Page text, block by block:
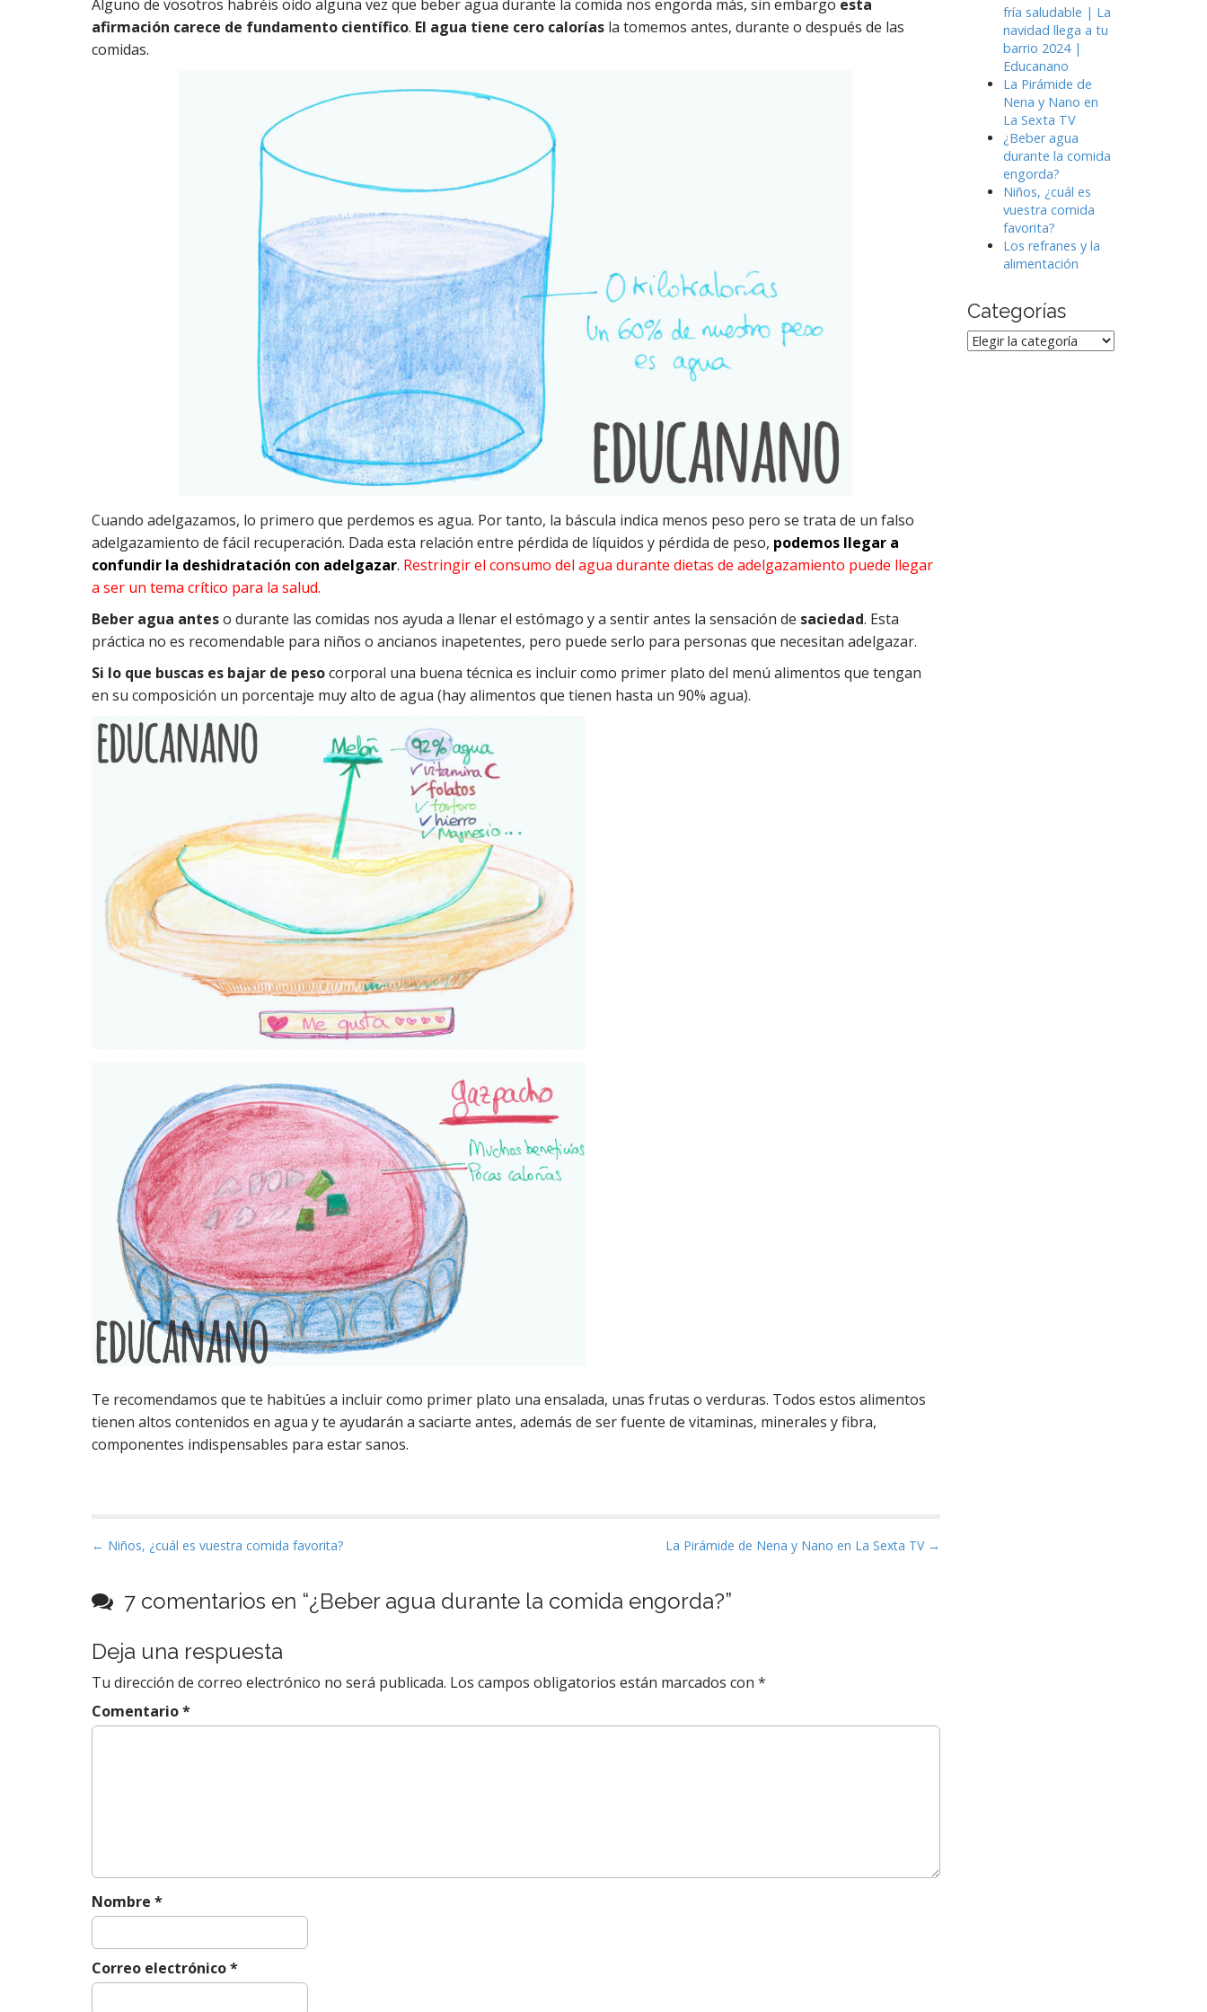
Alguno de vosotros habréis oído alguna vez que beber agua durante la comida nos engorda más, sin embargo esta
afirmación carece de fundamento científico. El agua tiene cero calorías la tomemos antes, durante o después de las
comidas.
Cuando adelgazamos, lo primero que perdemos es agua. Por tanto, la báscula indica menos peso pero se trata de un falso
adelgazamiento de fácil recuperación. Dada esta relación entre pérdida de líquidos y pérdida de peso, podemos llegar a
confundir la deshidratación con adelgazar. Restringir el consumo del agua durante dietas de adelgazamiento puede llegar
a ser un tema crítico para la salud.
Beber agua anteso durante las comidas nos ayuda a llenar el estómago y a sentir antes la sensación de saciedad. Esta
práctica no es recomendable para niños o ancianos inapetentes, pero puede serlo para personas que necesitan adelgazar.
Si lo que buscas es bajar de pesocorporal una buena técnica es incluir como primer plato del menú alimentos que tengan
en su composición un porcentaje muy alto de agua (hay alimentos que tienen hasta un 90% agua).
Te recomendamos que te habitúes a incluir como primer plato una ensalada, unas frutas o verduras. Todos estos alimentos
tienen altos contenidos en agua y te ayudarán a saciarte antes, además de ser fuente de vitaminas, minerales y fibra,
componentes indispensables para estar sanos.
N
v
e
g
a
c
i
ó
t
r
a
d
a
s
← Niños, ¿cuál es vuestra comida favorita? La Pirámide de Nena y Nano en La Sexta TV →
7 comentarios en “¿Beber agua durante la comida engorda?”
Deja una respuesta
Tu dirección de correo electrónico no será publicada. Los campos obligatorios están marcados con *
Comentario*
Nombre *
Correo electrónico*
fría saludable | La
navidad llega a tu
barrio 2024 |
Educanano
La Pirámide de
Nena y Nano en
La Sexta TV
¿Beber agua
durante la comida
engorda?
Niños, ¿cuál es
vuestra comida
favorita?
Los refranes y la
alimentación
Categorías
Categorías